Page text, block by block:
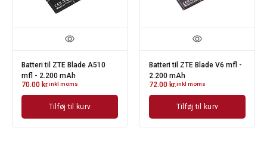
Batteri til ZTE Blade A510
mfl - 2.200 mAh
70.00 kr.inkl moms
Tilføj til kurv
Batteri til ZTE Blade V6 mfl -
2.200 mAh
72.00 kr.inkl moms
Tilføj til kurv